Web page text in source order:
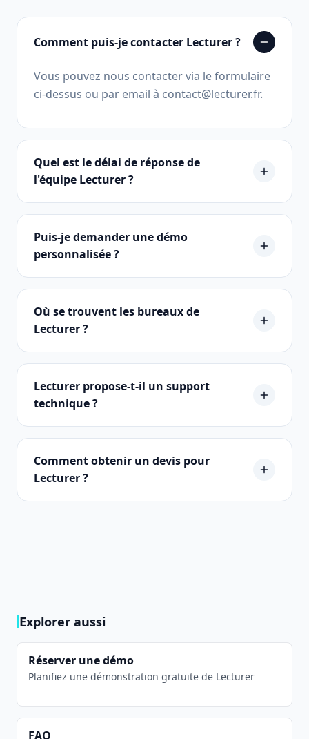
Comment puis-je contacter Lecturer ?
Vous pouvez nous contacter via le formulaire
ci-dessus ou par email à contact@lecturer.fr.
Quel est le délai de réponse de
l'équipe Lecturer ?
Puis-je demander une démo
personnalisée ?
Où se trouvent les bureaux de
Lecturer ?
Lecturer propose-t-il un support
technique ?
Comment obtenir un devis pour
Lecturer ?
Explorer aussi
Réserver une démo
Planifiez une démonstration gratuite de Lecturer
FAQ